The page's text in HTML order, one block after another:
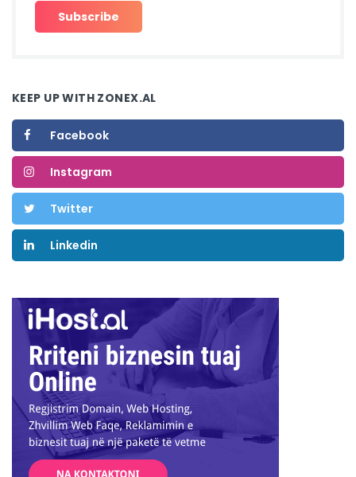
KEEP UP WITH ZONEX.AL
Facebook
Instagram
Twitter
Linkedin